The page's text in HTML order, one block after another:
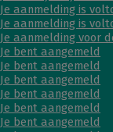
Je aanmelding is
Je aanmelding is
Je aanmelding voor
Je bent aangemeld
Je bent aangemeld
Je bent aangemeld
Je bent aangemeld
Je bent aangemeld
Je bent aangemeld